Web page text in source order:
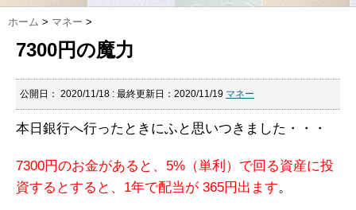
ホーム > マネー >
7300円の魔力
公開日： 2020/11/18 : 最終更新日：2020/11/19 マネー
本日銀行へ行ったときにふと思いつきました・・・
7300円のお金があると、5%（単利）で回る資産に投
資するとすると、1年で配当が 365円出ます。